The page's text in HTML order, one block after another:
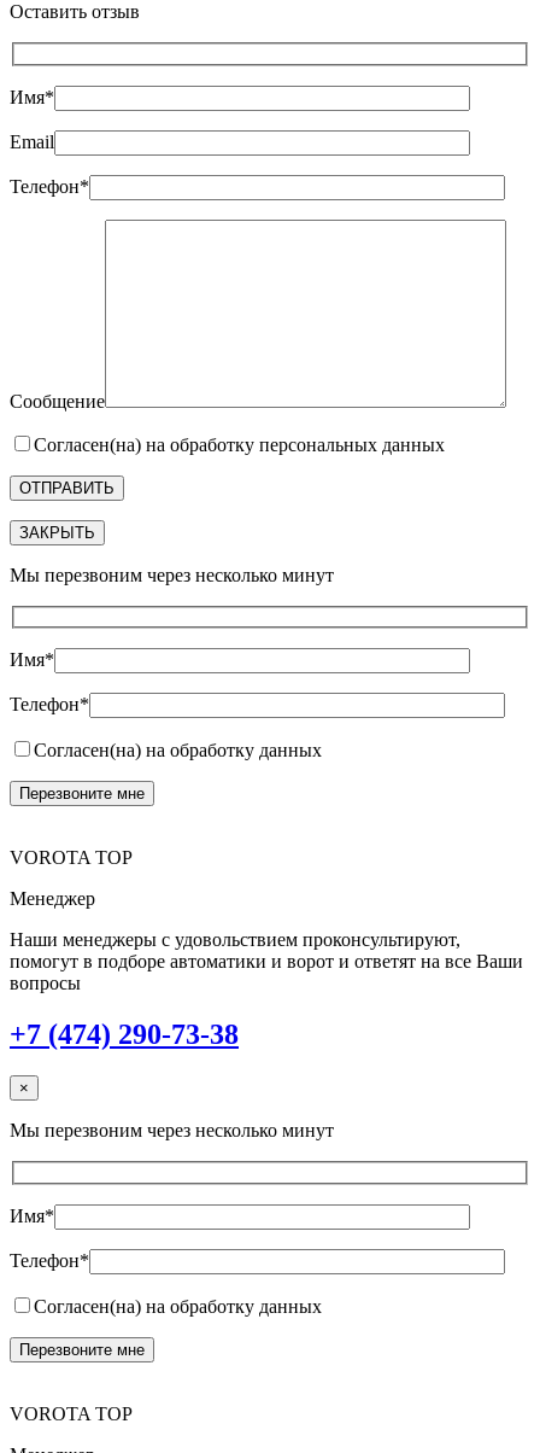
Оставить отзыв
Имя*
Email
Телефон*
Сообщение
Согласен(на) на обработку персональных данных
ЗАКРЫТЬ
Мы перезвоним через несколько минут
Имя*
Телефон*
Согласен(на) на обработку данных
VOROTA TOP
Менеджер
Наши менеджеры с удовольствием проконсультируют,
помогут в подборе автоматики и ворот и ответят на все Ваши
вопросы
+7 (474) 290-73-38
×
Мы перезвоним через несколько минут
Имя*
Телефон*
Согласен(на) на обработку данных
VOROTA TOP